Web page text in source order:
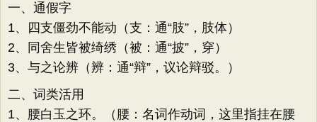
一、通假字
1、四支僵劲不能动（支：通“肢”，肢体）
2、同舍生皆被绮绣（被：通“披”，穿）
3、与之论辨（辨：通“辩”，议论辩驳。）
二、词类活用
1、腰白玉之环。（腰：名词作动词，这里指挂在腰